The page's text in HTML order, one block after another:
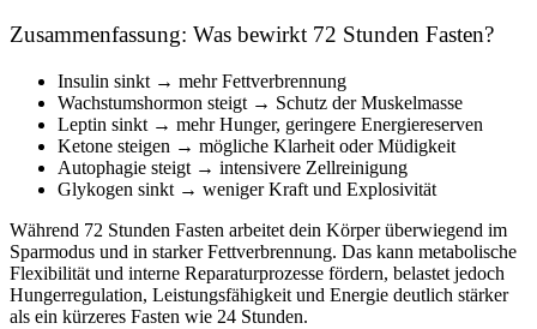
Zusammenfassung: Was bewirkt 72 Stunden Fasten?
Insulin sinkt → mehr Fettverbrennung
Wachstumshormon steigt → Schutz der Muskelmasse
Leptin sinkt → mehr Hunger, geringere Energiereserven
Ketone steigen → mögliche Klarheit oder Müdigkeit
Autophagie steigt → intensivere Zellreinigung
Glykogen sinkt → weniger Kraft und Explosivität
Während 72 Stunden Fasten arbeitet dein Körper überwiegend im
Sparmodus und in starker Fettverbrennung. Das kann metabolische
Flexibilität und interne Reparaturprozesse fördern, belastet jedoch
Hungerregulation, Leistungsfähigkeit und Energie deutlich stärker
als ein kürzeres Fasten wie 24 Stunden.